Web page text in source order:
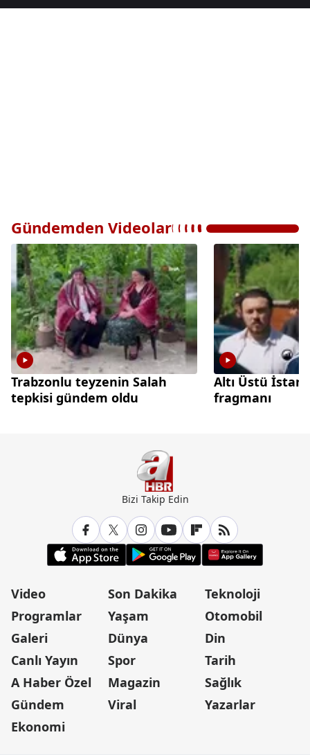
Gündemden Videolar
Trabzonlu teyzenin Salah
tepkisi gündem oldu
Altı Üstü
fragmanı
Bizi Takip Edin
Video
Programlar
Galeri
Canlı Yayın
A Haber Özel
Gündem
Ekonomi
Son Dakika
Yaşam
Dünya
Spor
Magazin
Viral
Teknoloji
Otomobil
Din
Tarih
Sağlık
Yazarlar